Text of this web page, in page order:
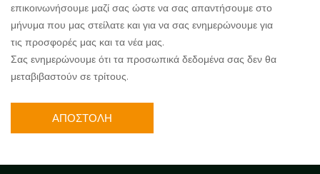
επικοινωνήσουμε μαζί σας ώστε να σας απαντήσουμε στο
μήνυμα που μας στείλατε και για να σας ενημερώνουμε για
τις προσφορές μας και τα νέα μας.
Σας ενημερώνουμε ότι τα προσωπικά δεδομένα σας δεν θα
μεταβιβαστούν σε τρίτους.